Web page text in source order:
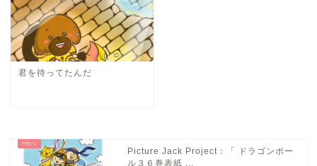
君を待ってたんだ
Picture Jack Project：「 ドラゴンボー
ル３６巻表紙 ...